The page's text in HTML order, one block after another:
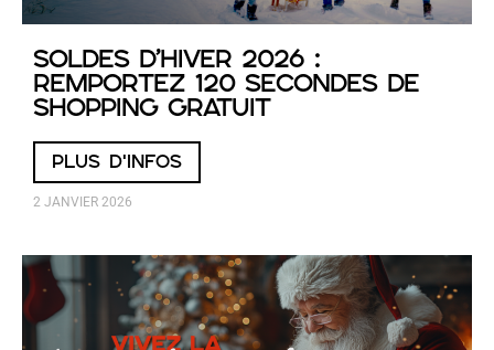
Soldes d’hiver 2026 :
remportez 120 secondes de
shopping gratuit
PLUS D'INFOS
2 JANVIER 2026